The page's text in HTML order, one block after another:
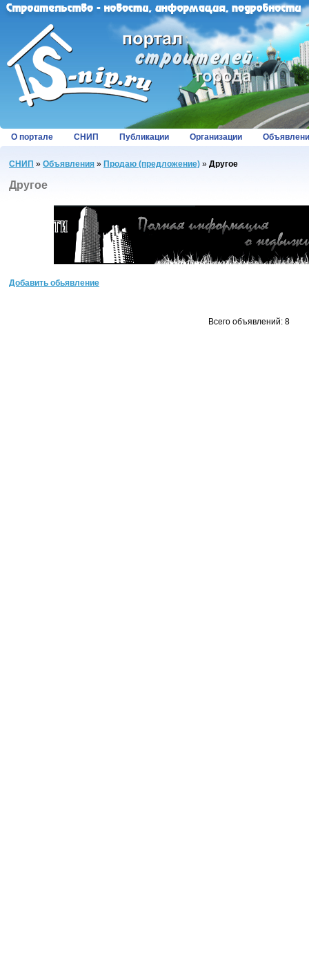
О портале СНИП Публикации Организации
СНИП » Объявления » Продаю (предложение) » Другое
Другое
Добавить обьявление
Всего объявлений: 8